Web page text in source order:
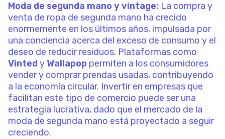
Moda de segunda mano y vintage: La compra y
venta de ropa de segunda mano ha crecido
enormemente en los últimos años, impulsada por
una conciencia acerca del exceso de consumo y el
deseo de reducir residuos. Plataformas como
Vinted y Wallapop permiten a los consumidores
vender y comprar prendas usadas, contribuyendo
a la economía circular. Invertir en empresas que
facilitan este tipo de comercio puede ser una
estrategia lucrativa, dado que el mercado de la
moda de segunda mano está proyectado a seguir
creciendo.